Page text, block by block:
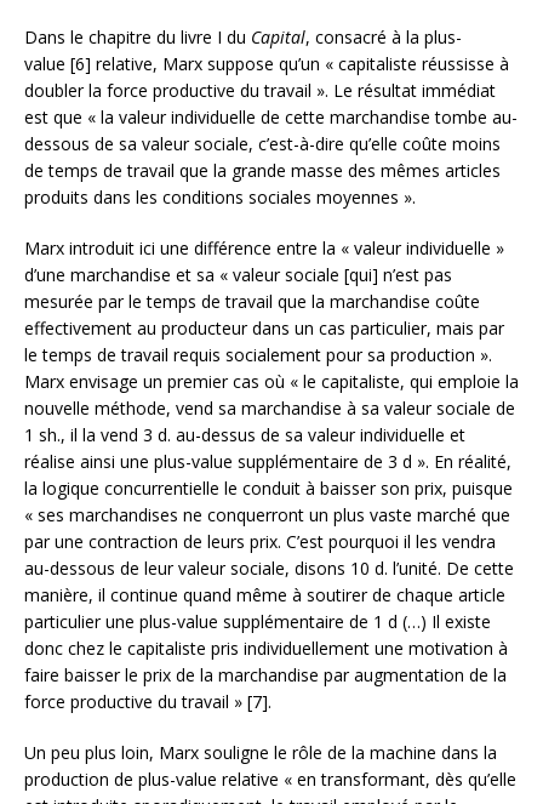
Dans le chapitre du livre I du Capital, consacré à la plus-
value [6] relative, Marx suppose qu’un « capitaliste réussisse à
doubler la force productive du travail ». Le résultat immédiat
est que « la valeur individuelle de cette marchandise tombe au-
dessous de sa valeur sociale, c’est-à-dire qu’elle coûte moins
de temps de travail que la grande masse des mêmes articles
produits dans les conditions sociales moyennes ».
Marx introduit ici une différence entre la « valeur individuelle »
d’une marchandise et sa « valeur sociale [qui] n’est pas
mesurée par le temps de travail que la marchandise coûte
effectivement au producteur dans un cas particulier, mais par
le temps de travail requis socialement pour sa production ».
Marx envisage un premier cas où « le capitaliste, qui emploie la
nouvelle méthode, vend sa marchandise à sa valeur sociale de
1 sh., il la vend 3 d. au-dessus de sa valeur individuelle et
réalise ainsi une plus-value supplémentaire de 3 d ». En réalité,
la logique concurrentielle le conduit à baisser son prix, puisque
« ses marchandises ne conquerront un plus vaste marché que
par une contraction de leurs prix. C’est pourquoi il les vendra
au-dessous de leur valeur sociale, disons 10 d. l’unité. De cette
manière, il continue quand même à soutirer de chaque article
particulier une plus-value supplémentaire de 1 d (…) Il existe
donc chez le capitaliste pris individuellement une motivation à
faire baisser le prix de la marchandise par augmentation de la
force productive du travail » [7].
Un peu plus loin, Marx souligne le rôle de la machine dans la
production de plus-value relative « en transformant, dès qu’elle